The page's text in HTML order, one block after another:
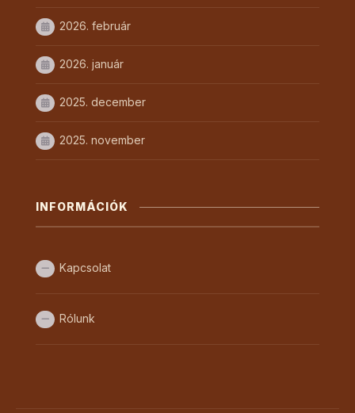
2026. február
2026. január
2025. december
2025. november
INFORMÁCIÓK
Kapcsolat
Rólunk